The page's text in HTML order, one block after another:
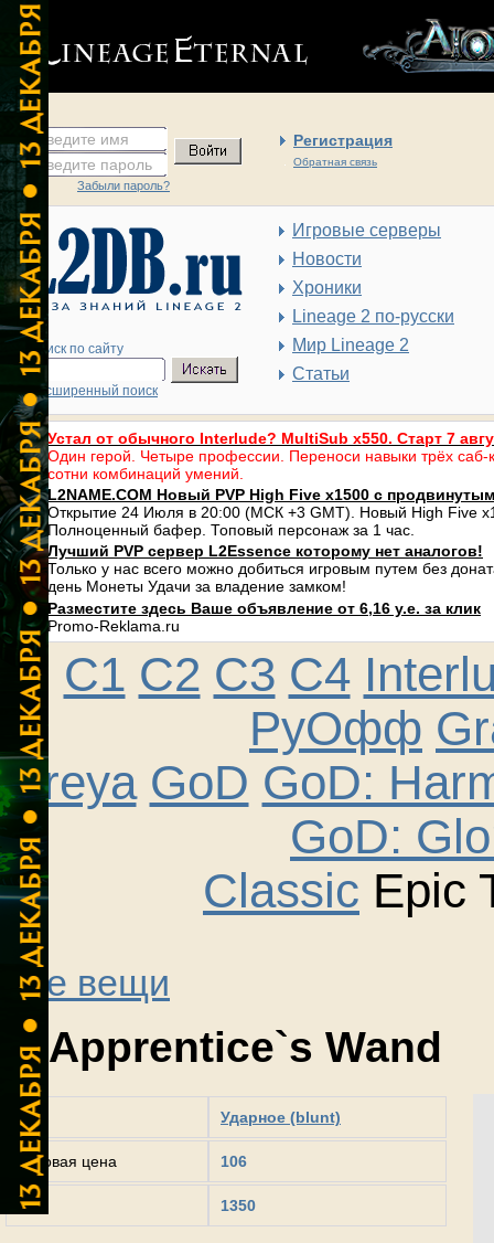
введите имя Регистрация
Обратная связь
введите пароль
Забыли пароль?
Поиск по сайту
Расширенный поиск
Игровые серверы
Новости
Хроники
Lineage 2 по-русски
Мир Lineage 2
Статьи
Устал от обычного Interlude? MultiSub x550. Старт 7
Один герой. Четыре профессии. Переноси навыки трёх саб-
сотни комбинаций умений.
L2NAME.COM Новый PVP High Five x1500 с
Открытие 24 Июля в 20:00 (МСК +3 GMT). Новый High Five
Полноценный бафер. Топовый персонаж за 1 час.
Лучший PVP сервер L2Essence которому нет аналогов!
Только у нас всего можно добиться игровым путем без
день Монеты Удачи за владение замком!
Разместите здесь Ваше объявление от 6,16 у.е. за клик
Promo-Reklama.ru
C1 C2 C3 C4
РуОфф
Freya GoD GoD:
GoD:
Classic Epic
Все вещи
Apprentice`s Wand
Тип Ударное (blunt)
Базовая цена 106
Вес 1350